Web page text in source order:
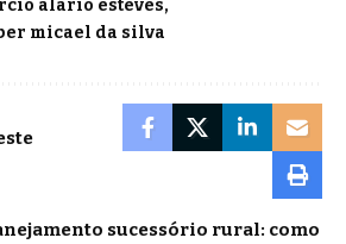
alario esteves
micael da silva
sucessório rural: como